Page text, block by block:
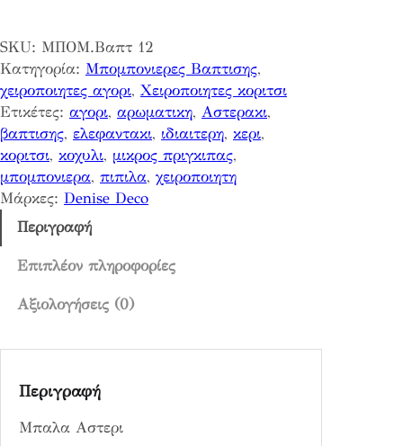
Α
σ
τ
ε
ρ
ι
π
ο
ό
SKU: ΜΠΟΜ.Βαπτ 12
Κατηγορία: Μπομπονιερες Βαπτισης
χειροποιητες αγορι, Χειροποιητες κοριτσι
Ετικέτες: αγορι, αρωματικη, Αστερακι
βαπτισης, ελεφαντακι, ιδιαιτερη, κερι
κοριτσι, κοχυλι, μικρος πριγκιπας
μπομπονιερα, πιπιλα, χειροποιητη
Μάρκες: Denise Deco
Περιγραφή
Επιπλέον πληροφορίες
Αξιολογήσεις (0)
Περιγραφή
Μπαλα Αστερι